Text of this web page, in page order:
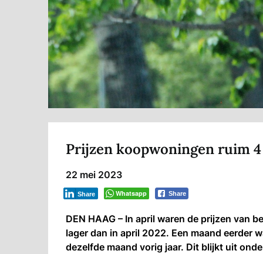
Prijzen koopwoningen ruim
22 mei 2023
Whatsapp Share
Share
DEN HAAG – In april waren de prijzen van
lager dan in april 2022. Een maand eerder
dezelfde maand vorig jaar. Dit blijkt uit